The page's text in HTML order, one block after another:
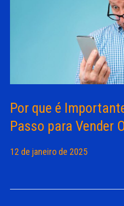
Por que é
Passo para Vender
12 de janeiro de 2025